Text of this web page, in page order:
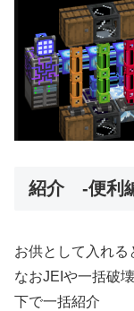
紹介 -便利
お供として入れる
なおJEIや一括破
下で一括紹介